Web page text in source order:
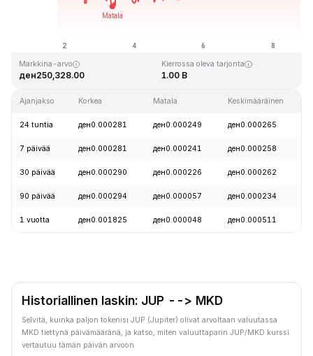
Viimeksi päivitetty: 2026-08-08 klo 19:19 GMT+0
ден0.128999 ден0.000004
Markkina-arvo
ден250,328.00
Kierrossa oleva tarjonta
1.00 B
Ajanjakso Korkea Matala Keskimääräinen
24 tuntia ден0.000281 ден0.000249 ден0.000265
7 päivää ден0.000281 ден0.000241 ден0.000258
30 päivää ден0.000290 ден0.000226 ден0.000262
90 päivää ден0.000294 ден0.000057 ден0.000234
1 vuotta ден0.001825 ден0.000048 ден0.000511
Historiallinen laskin: JUP --> MKD
Selvitä, kuinka paljon tokenisi JUP (Jupiter) olivat arvoltaan valuutassa
MKD tiettynä päivämääränä, ja katso, miten valuuttaparin JUP/MKD kurssi
vertautuu tämän päivän arvoon.